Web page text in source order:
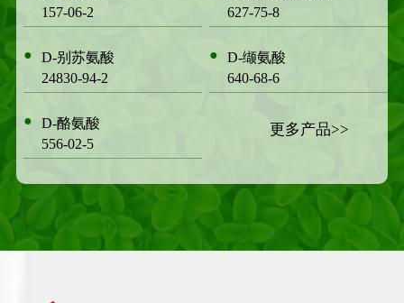
157-06-2
627-75-8
●
D-别苏氨酸
24830-94-2
●
D-缬氨酸
640-68-6
●
D-酪氨酸
556-02-5
更多产品>>